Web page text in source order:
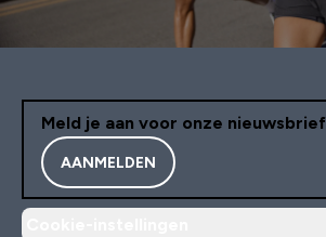
Meld je aan voor onze nieuwsbrief
AANMELDEN